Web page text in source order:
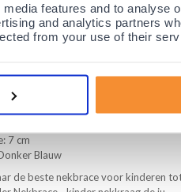
features and to analyse
and analytics partners
from your use of their
Nekbrace - kinder nekkraag
(10)
is speciaal ontworpen voor
7 cm
Blauw
de beste nekbrace voor kinderen